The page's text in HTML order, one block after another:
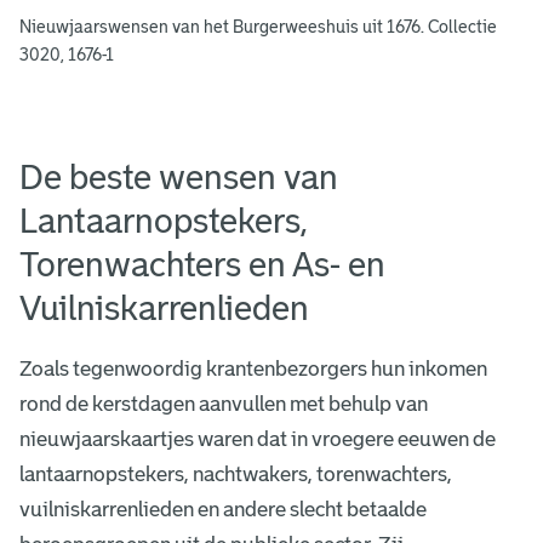
w
s
h
u
i
Nieuwjaarswensen van het Burgerweeshuis uit 1676. Collectie
3020, 1676-1
De beste wensen van
Lantaarnopstekers,
Torenwachters en As- en
Vuilniskarrenlieden
Zoals tegenwoordig krantenbezorgers hun inkomen
rond de kerstdagen aanvullen met behulp van
nieuwjaarskaartjes waren dat in vroegere eeuwen de
lantaarnopstekers, nachtwakers, torenwachters,
vuilniskarrenlieden en andere slecht betaalde